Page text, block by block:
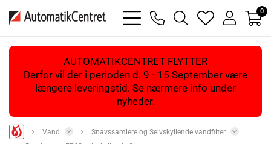
bars
light
phone
magnifying
glass
heart
light
user
light
0
AUTOMATIKCENTRET FLYTTER
Derfor vil der i perioden d. 9 - 15 September være
længere leveringstid. Se nærmere info under
nyheder.
Vand
Snavssamlere og Selvskyllende vandfilter